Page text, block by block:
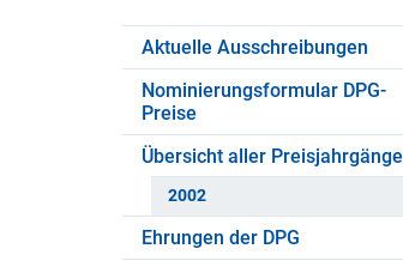
Aktuelle Ausschreibungen
Nominierungsformular DPG-
Preise
Übersicht aller Preisjahrgänge
2002
Ehrungen der DPG